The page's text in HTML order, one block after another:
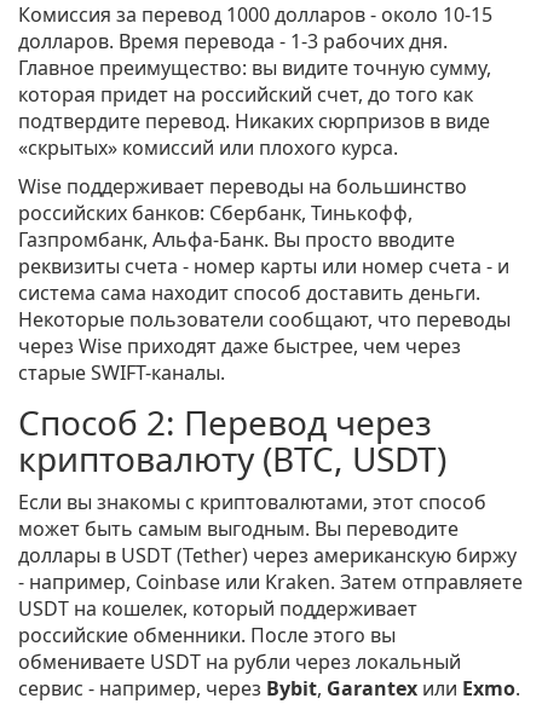
Комиссия за перевод 1000 долларов - около 10-15
долларов. Время перевода - 1-3 рабочих дня.
Главное преимущество: вы видите точную сумму,
которая придет на российский счет, до того как
подтвердите перевод. Никаких сюрпризов в виде
«скрытых» комиссий или плохого курса.
Wise поддерживает переводы на большинство
российских банков: Сбербанк, Тинькофф,
Газпромбанк, Альфа-Банк. Вы просто вводите
реквизиты счета - номер карты или номер счета - и
система сама находит способ доставить деньги.
Некоторые пользователи сообщают, что переводы
через Wise приходят даже быстрее, чем через
старые SWIFT-каналы.
Способ 2: Перевод через
криптовалюту (BTC, USDT)
Если вы знакомы с криптовалютами, этот способ
может быть самым выгодным. Вы переводите
доллары в USDT (Tether) через американскую биржу
- например, Coinbase или Kraken. Затем отправляете
USDT на кошелек, который поддерживает
российские обменники. После этого вы
обмениваете USDT на рубли через локальный
сервис - например, через Bybit, Garantex или Exmo.